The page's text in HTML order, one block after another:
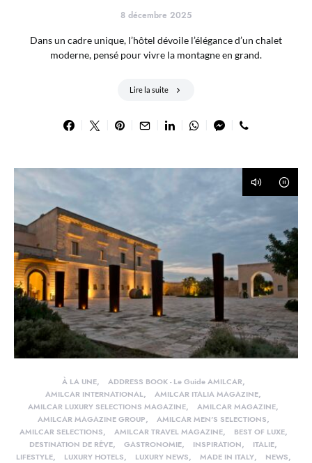
8 décembre 2025
Dans un cadre unique, l’hôtel dévoile l’élégance d’un chalet
moderne, pensé pour vivre la montagne en grand.
Lire la suite
À LA UNE
ADDRESS BOOK - Le Guide AMILCAR
AMILCAR INTERNATIONAL
AMILCAR ITALIA MAGAZINE
AMILCAR LUXURY SELECTIONS MAGAZINE
AMILCAR MAGAZINE
AMILCAR MAGAZINE GROUP
AMILCAR MEN'S SELECTIONS
AMILCAR SELECTIONS
AMILCAR TRAVEL MAGAZINE
BEST OF LUXE
DESTINATION DE RÊVE
GASTRONOMIE INSPIRATION
ITALIE
LIFESTYLE
LUXURY HOTELS LUXURY NEWS MADE IN ITALY
NEWS